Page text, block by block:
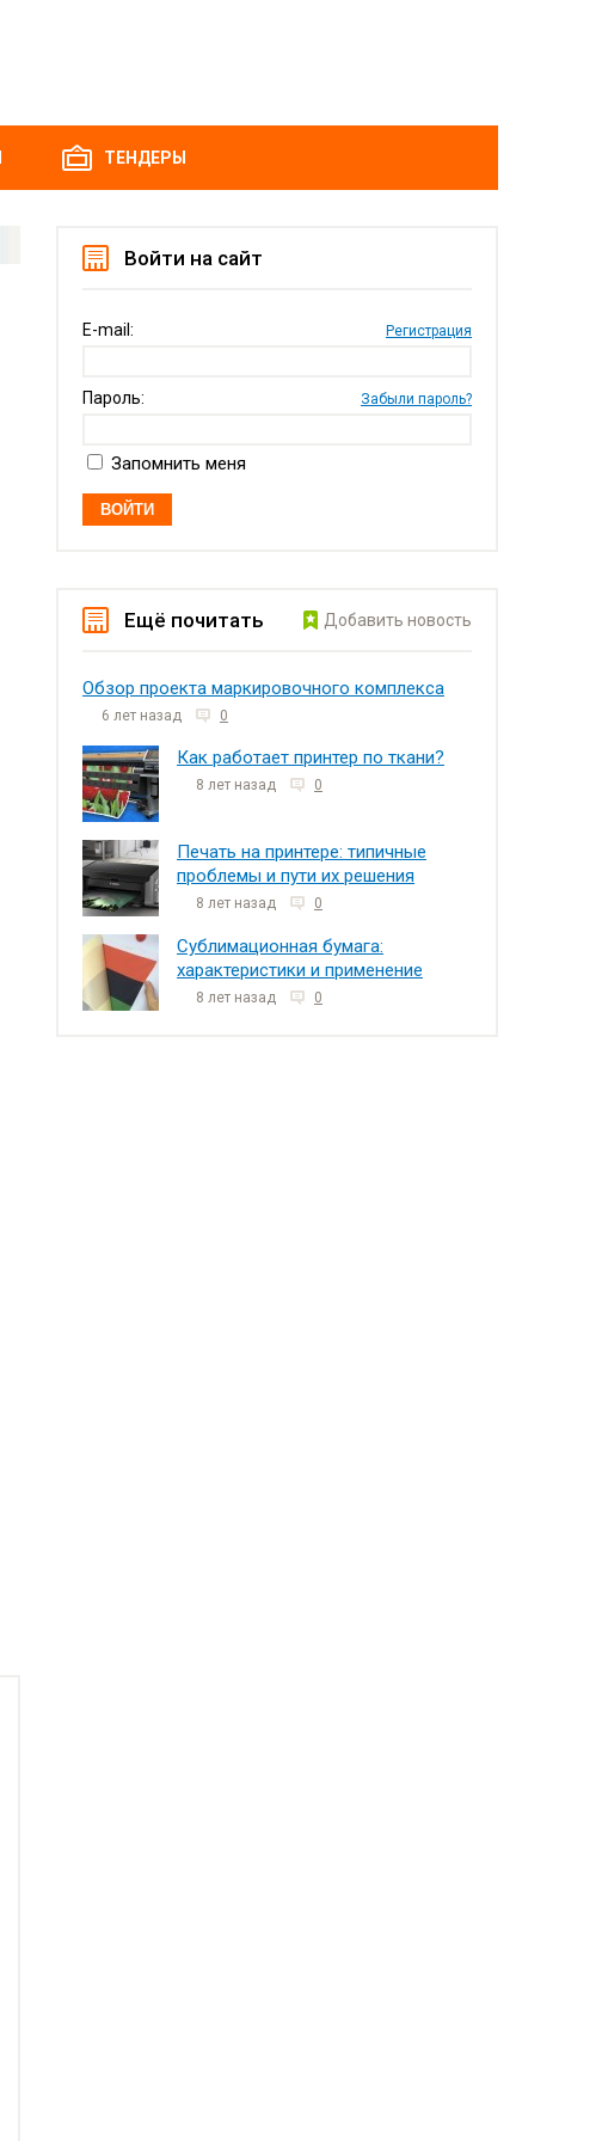
ТЕНДЕРЫ
Войти на сайт
E-mail: Регистрация
Пароль: Забыли пароль?
Запомнить меня
Ещё почитать Добавить новость
Обзор проекта маркировочного комплекса
6 лет назад 0
Как работает принтер по ткани?
8 лет назад 0
Печать на принтере: типичные
проблемы и пути их решения
8 лет назад 0
Сублимационная бумага:
характеристики и применение
8 лет назад 0